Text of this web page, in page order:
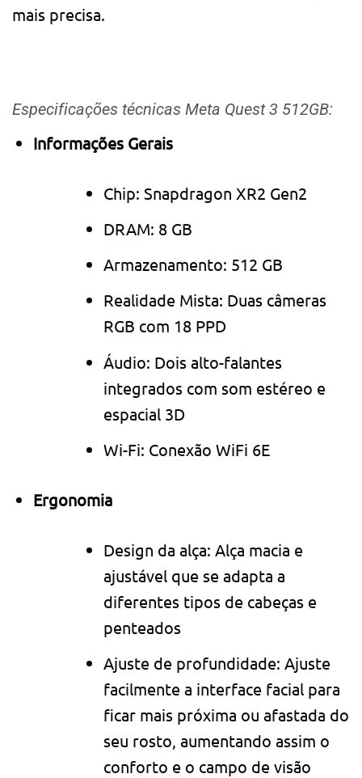
mais precisa.
Especificações técnicas Meta Quest 3 512GB:
Informações Gerais
Chip: Snapdragon XR2 Gen2
DRAM: 8 GB
Armazenamento: 512 GB
Realidade Mista: Duas câmeras
RGB com 18 PPD
Áudio: Dois alto-falantes
integrados com som estéreo e
espacial 3D
Wi-Fi: Conexão WiFi 6E
Ergonomia
Design da alça: Alça macia e
ajustável que se adapta a
diferentes tipos de cabeças e
penteados
Ajuste de profundidade: Ajuste
facilmente a interface facial para
ficar mais próxima ou afastada do
seu rosto, aumentando assim o
conforto e o campo de visão